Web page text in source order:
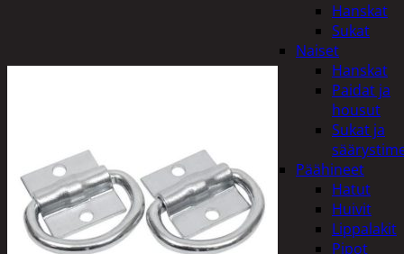
Hanskat
Sukat
Naiset
Hanskat
Paidat ja
housut
Sukat ja
Päähineet
Hatut
Huivit
Lippalakit
Pipot